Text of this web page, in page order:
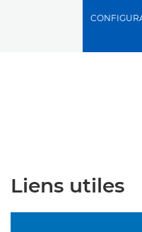
Liens utiles